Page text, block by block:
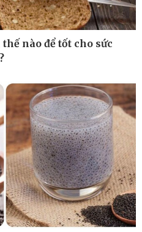
Sức khỏe
Dinh dưỡng - món ngon
nào để tốt cho sức